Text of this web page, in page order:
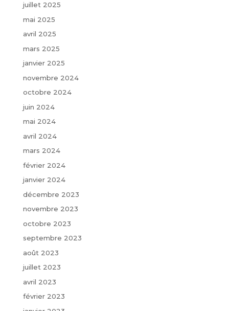
juillet 2025
mai 2025
avril 2025
mars 2025
janvier 2025
novembre 2024
octobre 2024
juin 2024
mai 2024
avril 2024
mars 2024
février 2024
janvier 2024
décembre 2023
novembre 2023
octobre 2023
septembre 2023
août 2023
juillet 2023
avril 2023
février 2023